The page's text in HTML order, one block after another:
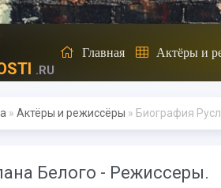
.RU
Главная Актёры и
» Актёры и режиссёры » Биография
Белого - Режиссеры.